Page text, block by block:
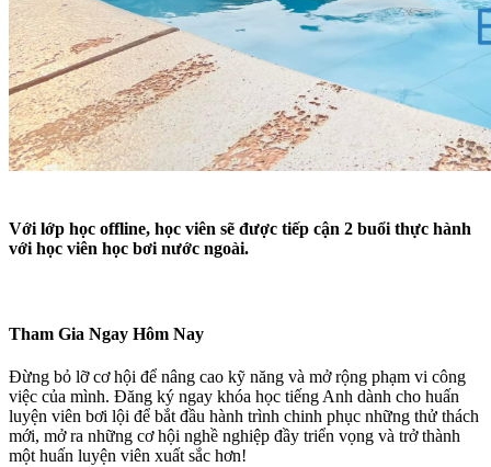
Với lớp học offline, học viên sẽ được tiếp cận 2 buổi thực hành
với học viên học bơi nước ngoài.​
Tham Gia Ngay Hôm Nay
Đừng bỏ lỡ cơ hội để nâng cao kỹ năng và mở rộng phạm vi công
việc của mình. Đăng ký ngay khóa học tiếng Anh dành cho huấn
luyện viên bơi lội để bắt đầu hành trình chinh phục những thử thách
mới, mở ra những cơ hội nghề nghiệp đầy triển vọng và trở thành
một huấn luyện viên xuất sắc hơn!